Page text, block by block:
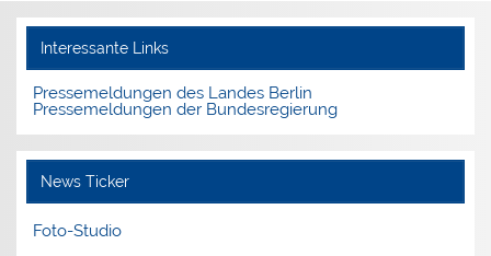
Interessante Links
Pressemeldungen des Landes Berlin
Pressemeldungen der Bundesregierung
News Ticker
Foto-Studio